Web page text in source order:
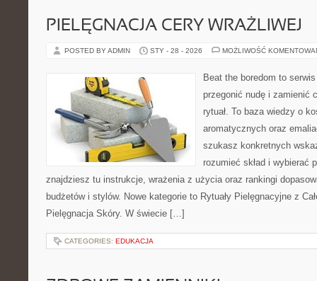
PIELĘGNACJA CERY WRAŻLIWEJ
POSTED BY ADMIN STY - 28 - 2026 MOŻLIWOŚĆ
Beat the boredom to
przegonić nudę i zamienić
rytuał. To baza wiedzy o
aromatycznych oraz
szukasz konkretnych
rozumieć skład i wybierać
znajdziesz tu instrukcje, wrażenia z użycia oraz rankingi
budżetów i stylów. Nowe kategorie to Rytuały Pielęgnacyjne z
Pielęgnacja Skóry. W świecie […]
CATEGORIES: EDUKACJA